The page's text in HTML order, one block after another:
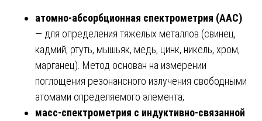
атомно-абсорбционная спектрометрия (ААС)
— для определения тяжелых металлов (свинец,
кадмий, ртуть, мышьяк, медь, цинк, никель, хром,
марганец). Метод основан на измерении
поглощения резонансного излучения свободными
атомами определяемого элемента;
масс-спектрометрия с индуктивно-связанной